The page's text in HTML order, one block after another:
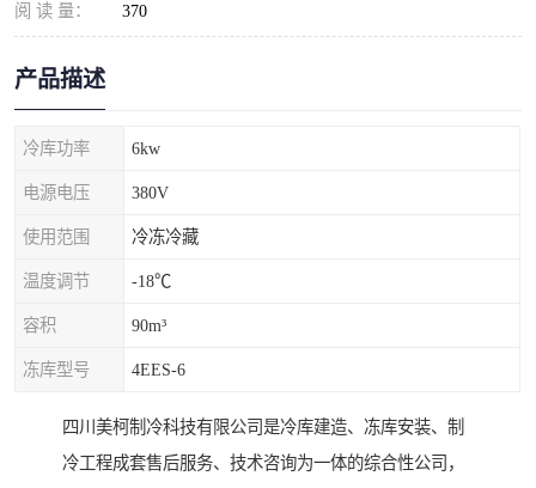
阅 读 量： 370
产品描述
冷库功率 6kw
电源电压 380V
使用范围 冷冻冷藏
温度调节 -18℃
容积 90m³
冻库型号 4EES-6
四川美柯制冷科技有限公司是冷库建造、冻库安装、制
冷工程成套售后服务、技术咨询为一体的综合性公司，